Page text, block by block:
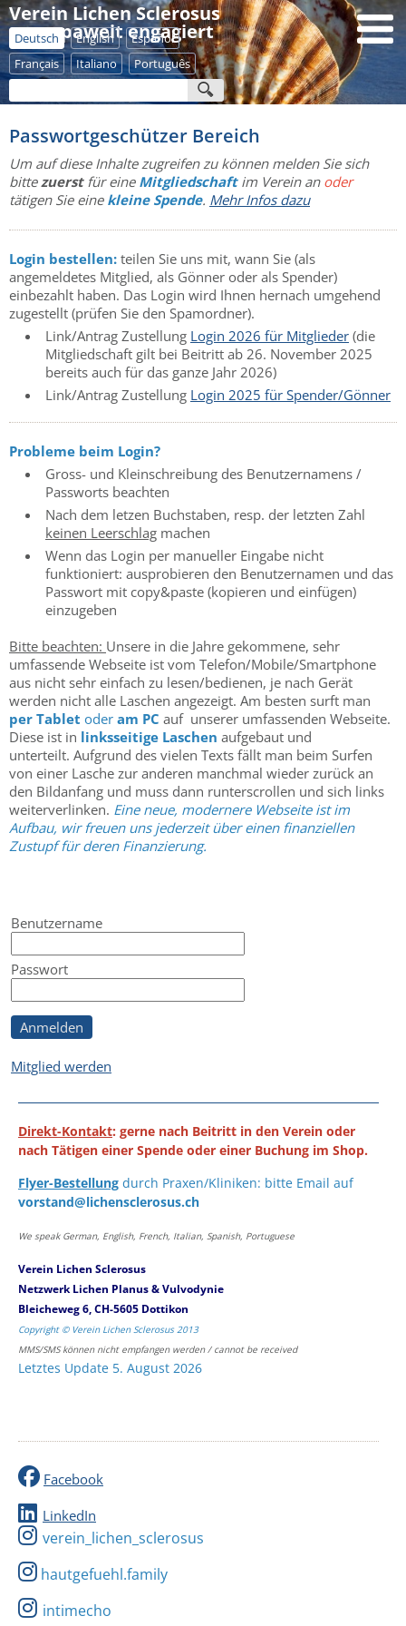
Verein Lichen Sclerosus
- europaweit engagiert
Deutsch English
Español
Français
Italiano Português
Passwortgeschützer Bereich
Um auf diese Inhalte zugreifen zu können melden Sie sich
bittezuerst für eine Mitgliedschaftim Verein an oder
tätigen Sie eine kleine Spende. Mehr Infos dazu
Login bestellen: teilen Sie uns mit, wann Sie (als
angemeldetes Mitglied, als Gönner oder als Spender)
einbezahlt haben. Das Login wird Ihnen hernach umgehend
zugestellt (prüfen Sie den Spamordner).
Link/Antrag Zustellung Login 2026 für Mitglieder (die
Mitgliedschaft gilt bei Beitritt ab 26. November 2025
bereits auch für das ganze Jahr 2026)
Link/Antrag Zustellung Login 2025 für Spender/Gönner
Probleme beim Login?
Gross- und Kleinschreibung des Benutzernamens /
Passworts beachten
Nach dem letzen Buchstaben, resp. der letzten Zahl
keinen Leerschlag machen
Wenn das Login per manueller Eingabe nicht
funktioniert: ausprobieren den Benutzernamen und das
Passwort mit copy&paste (kopieren und einfügen)
einzugeben
Bitte beachten: Unsere in die Jahre gekommene, sehr
umfassende Webseite ist vom Telefon/Mobile/Smartphone
aus nicht sehr einfach zu lesen/bedienen, je nach Gerät
werden nicht alle Laschen angezeigt. Am besten surft man
per Tablet oder am PC auf unserer umfassenden Webseite.
Diese ist in linksseitige Laschen aufgebaut und
unterteilt. Aufgrund des vielen Texts fällt man beim Surfen
von einer Lasche zur anderen manchmal wieder zurück an
den Bildanfang und muss dann runterscrollen und sich links
weiterverlinken. Eine neue, modernere Webseite ist im
Aufbau, wir freuen uns jederzeit über einen finanziellen
Zustupf für deren Finanzierung.
Benutzername
Passwort
Anmelden
Mitglied werden
Direkt-Kontakt: gerne nach Beitritt in den Verein oder
nach Tätigen einer Spende oder einer Buchung im Shop.
Flyer-Bestellung durch Praxen/Kliniken: bitte Email auf
vorstand@lichensclerosus.ch
We speak German, English, French, Italian, Spanish, Portuguese
Verein Lichen Sclerosus
Netzwerk Lichen Planus & Vulvodynie
Bleicheweg 6, CH-5605 Dottikon
Copyright © Verein Lichen Sclerosus 2013
MMS/SMS können nicht empfangen werden / cannot be received
Letztes Update 5. August 2026
Facebook
LinkedIn
verein_lichen_sclerosus
hautgefuehl.family
intimecho